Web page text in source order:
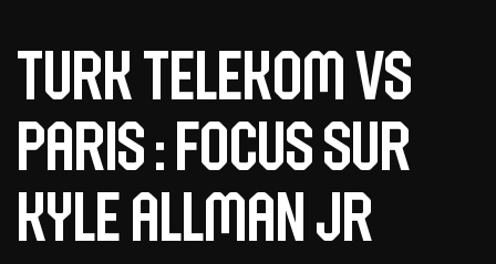
Turk Telekom vs
Paris : focus sur
Kyle Allman Jr